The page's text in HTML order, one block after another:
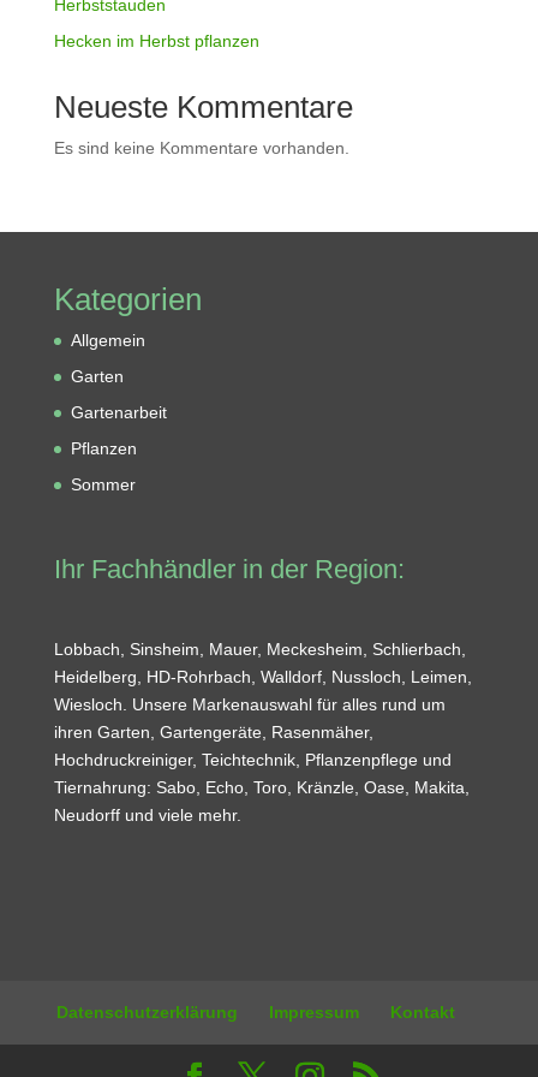
Herbststauden
Hecken im Herbst pflanzen
Neueste Kommentare
Es sind keine Kommentare vorhanden.
Kategorien
Allgemein
Garten
Gartenarbeit
Pflanzen
Sommer
Ihr Fachhändler in der Region:
Lobbach, Sinsheim, Mauer, Meckesheim, Schlierbach,
Heidelberg, HD-Rohrbach, Walldorf, Nussloch, Leimen,
Wiesloch. Unsere Markenauswahl für alles rund um
ihren Garten, Gartengeräte, Rasenmäher,
Hochdruckreiniger, Teichtechnik, Pflanzenpflege und
Tiernahrung: Sabo, Echo, Toro, Kränzle, Oase, Makita,
Neudorff und viele mehr.
Datenschutzerklärung Impressum Kontakt